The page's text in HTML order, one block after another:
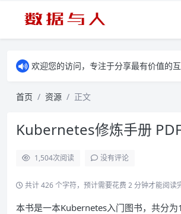
欢迎您的访问，专注于分享最有价值的互
首页 资源 正文
Kubernetes修炼手册
1,504次阅读 没有评论
共计 426 个字符，预计需要花费 2 分钟才能阅读
本书是一本Kubernetes入门图书，共分